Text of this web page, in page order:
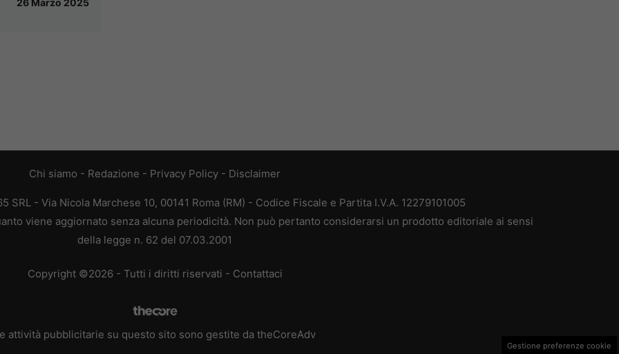
Chi siamo - Redazione - Privacy Policy - Disclaimer
SRL - Via Nicola Marchese 10, 00141 Roma (RM) - Codice Fiscale e Partita I.V.A. 12279101005
viene aggiornato senza alcuna periodicità. Non può pertanto considerarsi un prodotto editoriale ai sensi
della legge n. 62 del 07.03.2001
Copyright ©2026 - Tutti i diritti riservati - Contattaci
attività pubblicitarie su questo sito sono gestite da theCoreAdv
Gestione preferenze cookie